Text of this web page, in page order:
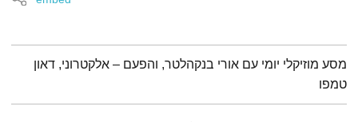
תמצית הפודקאסט
מסע מוזיקלי יומי עם אורי בנקהלטר, והפעם – אלקטרוני, דאון
טמפו